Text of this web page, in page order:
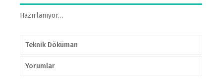
Hazırlanıyor…
Teknik Döküman
Yorumlar